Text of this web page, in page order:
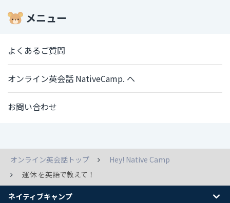
メニュー
よくあるご質問
オンライン英会話 NativeCamp. へ
お問い合わせ
オンライン英会話トップ
Hey! Native Camp
運休 を英語で教えて！
ネイティブキャンプ